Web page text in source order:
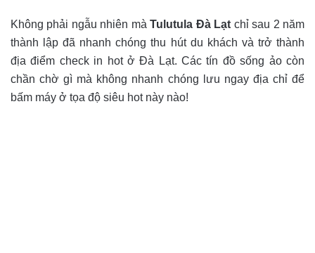
Không phải ngẫu nhiên màTulutula Đà Lạt chỉ sau 2 năm
thành lập đã nhanh chóng thu hút du khách và trở thành
địa điểm check in hot ở Đà Lạt. Các tín đồ sống ảo còn
chần chờ gì mà không nhanh chóng lưu ngay địa chỉ để
bấm máy ở tọa độ siêu hot này nào!